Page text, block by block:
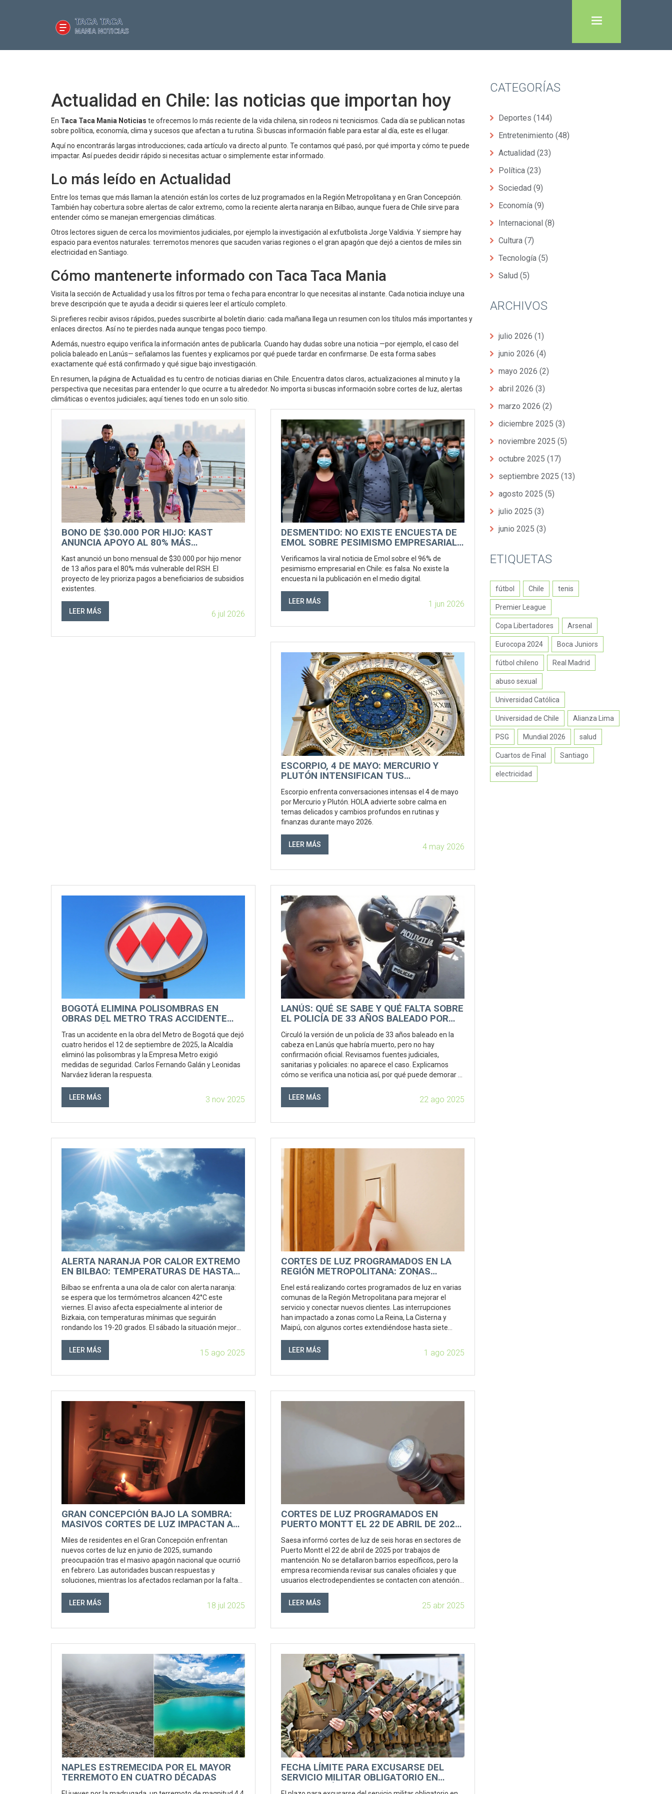
Actualidad en Chile: las noticias que importan hoy
En Taca Taca Mania Noticias te ofrecemos lo más reciente de la vida chilena, sin rodeos ni tecnicismos. Cada día se publican notas
sobre política, economía, clima y sucesos que afectan a tu rutina. Si buscas información fiable para estar al día, este es el lugar.
Aquí no encontrarás largas introducciones; cada artículo va directo al punto. Te contamos qué pasó, por qué importa y cómo te puede
impactar. Así puedes decidir rápido si necesitas actuar o simplemente estar informado.
Lo más leído en Actualidad
Entre los temas que más llaman la atención están los cortes de luz programados en la Región Metropolitana y en Gran Concepción.
También hay cobertura sobre alertas de calor extremo, como la reciente alerta naranja en Bilbao, aunque fuera de Chile sirve para
entender cómo se manejan emergencias climáticas.
Otros lectores siguen de cerca los movimientos judiciales, por ejemplo la investigación al exfutbolista Jorge Valdivia. Y siempre hay
espacio para eventos naturales: terremotos menores que sacuden varias regiones o el gran apagón que dejó a cientos de miles sin
electricidad en Santiago.
Cómo mantenerte informado con Taca Taca Mania
Visita la sección de Actualidad y usa los filtros por tema o fecha para encontrar lo que necesitas al instante. Cada noticia incluye una
breve descripción que te ayuda a decidir si quieres leer el artículo completo.
Si prefieres recibir avisos rápidos, puedes suscribirte al boletín diario: cada mañana llega un resumen con los títulos más importantes y
enlaces directos. Así no te pierdes nada aunque tengas poco tiempo.
Además, nuestro equipo verifica la información antes de publicarla. Cuando hay dudas sobre una noticia —por ejemplo, el caso del
policía baleado en Lanús— señalamos las fuentes y explicamos por qué puede tardar en confirmarse. De esta forma sabes
exactamente qué está confirmado y qué sigue bajo investigación.
En resumen, la página de Actualidad es tu centro de noticias diarias en Chile. Encuentra datos claros, actualizaciones al minuto y la
perspectiva que necesitas para entender lo que ocurre a tu alrededor. No importa si buscas información sobre cortes de luz, alertas
climáticas o eventos judiciales; aquí tienes todo en un solo sitio.
BONO DE $30.000 POR HIJO: KAST
ANUNCIA APOYO AL 80% MÁS
Kast anunció un bono mensual de $30.000 por hijo menor
de 13 años para el 80% más vulnerable del RSH. El
proyecto de ley prioriza pagos a beneficiarios de subsidios
existentes.
LEER MÁS 6 jul 2026
DESMENTIDO: NO EXISTE ENCUESTA DE
EMOL SOBRE PESIMISMO EMPRESARIAL
Verificamos la viral noticia de Emol sobre el 96% de
pesimismo empresarial en Chile: es falsa. No existe la
encuesta ni la publicación en el medio digital.
LEER MÁS 1 jun 2026
ESCORPIO, 4 DE MAYO: MERCURIO Y
PLUTÓN INTENSIFICAN TUS
Escorpio enfrenta conversaciones intensas el 4 de mayo
por Mercurio y Plutón. HOLA advierte sobre calma en
temas delicados y cambios profundos en rutinas y
finanzas durante mayo 2026.
LEER MÁS 4 may 2026
BOGOTÁ ELIMINA POLISOMBRAS EN
OBRAS DEL METRO TRAS ACCIDENTE
Tras un accidente en la obra del Metro de Bogotá que dejó
cuatro heridos el 12 de septiembre de 2025, la Alcaldía
eliminó las polisombras y la Empresa Metro exigió
medidas de seguridad. Carlos Fernando Galán y Leonidas
Narváez lideran la respuesta.
LEER MÁS 3 nov 2025
LANÚS: QUÉ SE SABE Y QUÉ FALTA SOBRE
EL POLICÍA DE 33 AÑOS BALEADO POR
Circuló la versión de un policía de 33 años baleado en la
cabeza en Lanús que habría muerto, pero no hay
confirmación oficial. Revisamos fuentes judiciales,
sanitarias y policiales: no aparece el caso. Explicamos
cómo se verifica una noticia así, por qué puede demorar y
chequeando.
LEER MÁS 22 ago 2025
ALERTA NARANJA POR CALOR EXTREMO
EN BILBAO: TEMPERATURAS DE HASTA
Bilbao se enfrenta a una ola de calor con alerta naranja:
se espera que los termómetros alcancen 42°C este
viernes. El aviso afecta especialmente al interior de
Bizkaia, con temperaturas mínimas que seguirán
rondando los 19-20 grados. El sábado la situación mejora,
LEER MÁS
15 ago 2025
CORTES DE LUZ PROGRAMADOS EN LA
REGIÓN METROPOLITANA: ZONAS
INTERRUPCIONES
Enel está realizando cortes programados de luz en varias
comunas de la Región Metropolitana para mejorar el
servicio y conectar nuevos clientes. Las interrupciones
han impactado a zonas como La Reina, La Cisterna y
Maipú, con algunos cortes extendiéndose hasta siete
oficiales de Enel.
LEER MÁS 1 ago 2025
GRAN CONCEPCIÓN BAJO LA SOMBRA:
MASIVOS CORTES DE LUZ IMPACTAN A
Miles de residentes en el Gran Concepción enfrentan
nuevos cortes de luz en junio de 2025, sumando
preocupación tras el masivo apagón nacional que ocurrió
en febrero. Las autoridades buscan respuestas y
soluciones, mientras los afectados reclaman por la falta
LEER MÁS
18 jul 2025
CORTES DE LUZ PROGRAMADOS EN
PUERTO MONTT EL 22 DE ABRIL DE 2025:
SEIS HORAS
Saesa informó cortes de luz de seis horas en sectores de
Puerto Montt el 22 de abril de 2025 por trabajos de
mantención. No se detallaron barrios específicos, pero la
empresa recomienda revisar sus canales oficiales y que
usuarios electrodependientes se contacten con atención
LEER MÁS
25 abr 2025
NAPLES ESTREMECIDA POR EL MAYOR
TERREMOTO EN CUATRO DÉCADAS
FECHA LÍMITE PARA EXCUSARSE DEL
SERVICIO MILITAR OBLIGATORIO EN
CATEGORÍAS
Deportes (144)
Entretenimiento (48)
Actualidad (23)
Política (23)
Sociedad (9)
Economía (9)
Internacional (8)
Cultura (7)
Tecnología (5)
Salud (5)
ARCHIVOS
julio 2026 (1)
junio 2026 (4)
mayo 2026 (2)
abril 2026 (3)
marzo 2026 (2)
diciembre 2025 (3)
noviembre 2025 (5)
octubre 2025 (17)
septiembre 2025 (13)
agosto 2025 (5)
julio 2025 (3)
junio 2025 (3)
ETIQUETAS
fútbol Chile tenis
Premier League
Copa Libertadores Arsenal
Eurocopa 2024 Boca Juniors
fútbol chileno Real Madrid
abuso sexual
Universidad Católica
Universidad de Chile Alianza Lima
PSG Mundial 2026 salud
Cuartos de Final Santiago
electricidad